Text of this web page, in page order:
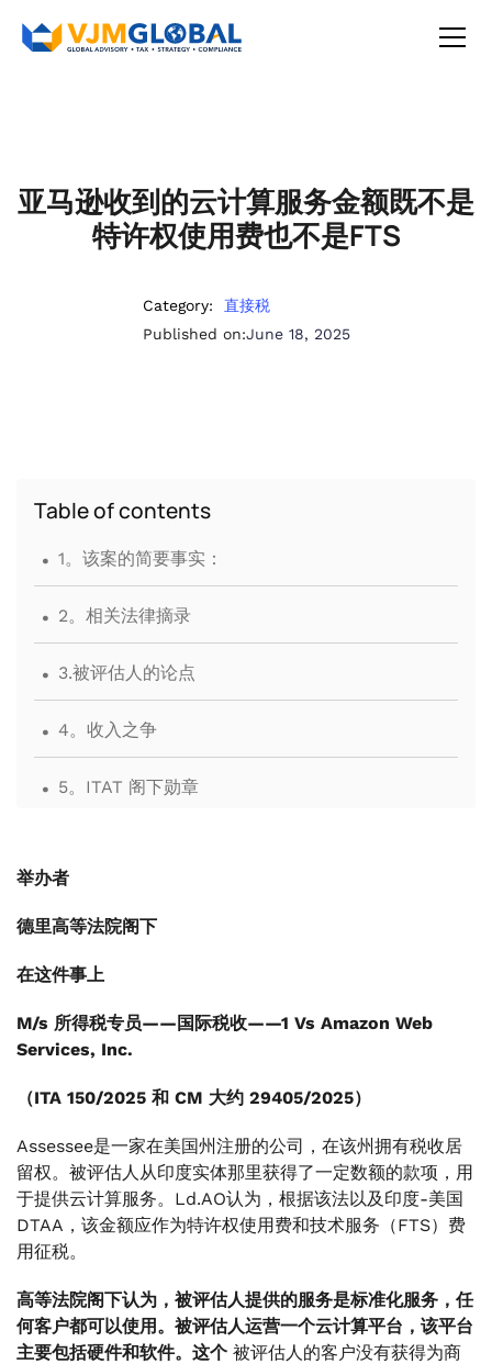
亚马逊收到的云计算服务金额既不是
特许权使用费也不是FTS
Category:
直接税
Published on:June 18, 2025
Table of contents
. 1。该案的简要事实：
. 2。相关法律摘录
. 3.被评估人的论点
. 4。收入之争
. 5。ITAT 阁下勋章
.
举办者
德里高等法院阁下
在这件事上
M/s 所得税专员——国际税收——1 Vs Amazon Web
Services, Inc.
（ITA 150/2025 和 CM 大约 29405/2025）
Assessee是一家在美国州注册的公司，在该州拥有税收居
留权。被评估人从印度实体那里获得了一定数额的款项，用
于提供云计算服务。Ld.AO认为，根据该法以及印度-美国
DTAA，该金额应作为特许权使用费和技术服务（FTS）费
用征税。
高等法院阁下认为，被评估人提供的服务是标准化服务，任
何客户都可以使用。被评估人运营一个云计算平台，该平台
主要包括硬件和软件。这个 被评估人的客户没有获得为商